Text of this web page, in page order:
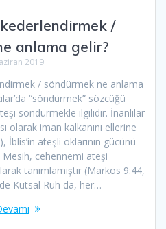
/
anlama gelir?
2019
/ söndürmek ne anlama
“söndürmek” sözcüğü
söndürmekle ilgilidir. İnanlılar
olarak iman kalkanını ellerine
İblis’in ateşli oklarının gücünü
cehennemi ateşi
tanımlamıştır (Markos 9:44,
Kutsal Ruh da, her…